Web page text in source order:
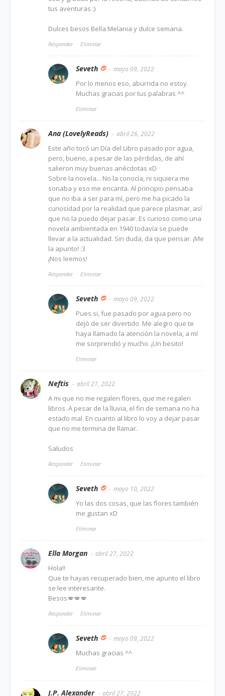
tus aventuras :)
Dulces besos Bella Melania y dulce semana.
Responder Eliminar
Seveth mayo 09, 2022
Por lo menos eso, aburrida no estoy.
Muchas gracias por tus palabras ^^
Eliminar
Ana (LovelyReads) abril 26, 2022
Este año tocó un Día del Libro pasado por agua,
pero, bueno, a pesar de las pérdidas, de ahí
salieron muy buenas anécdotas xD
Sobre la novela... No la conocía, ni siquiera me
sonaba y eso me encanta. Al principio pensaba
que no iba a ser para mí, pero me ha picado la
curiosidad por la realidad que parece plasmar, así
que no la puedo dejar pasar. Es curioso como una
novela ambientada en 1940 todavía se puede
llevar a la actualidad. Sin duda, da que pensar. ¡Me
la apunto! :3
¡Nos leemos!
Responder Eliminar
Seveth mayo 09, 2022
Pues si, fue pasado por agua pero no
dejó de ser divertido. Me alegro que te
haya llamado la atención la novela, a mí
me sorprendió y mucho. ¡Un besito!
Eliminar
Neftis abril 27, 2022
A mi que no me regalen flores, que me regalen
libros. A pesar de la lluvia, el fin de semana no ha
estado mal. En cuanto al libro lo voy a dejar pasar
que no me termina de llamar.
Saludos
Responder Eliminar
Seveth mayo 10, 2022
Yo las dos cosas, que las flores también
me gustan xD
Eliminar
Ella Morgan abril 27, 2022
Hola!!
Que te hayas recuperado bien, me apunto el libro
se lee interesante.
Besos💋💋💋
Responder Eliminar
Seveth mayo 09, 2022
Muchas gracias ^^
Eliminar
J.P. Alexander abril 27, 2022